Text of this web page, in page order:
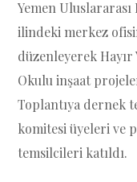
Yemen
ilindeki merkez
düzenleyerek
Okulu inşaat
Toplantıya dernek
komitesi üyeleri ve
temsilcileri katıldı.